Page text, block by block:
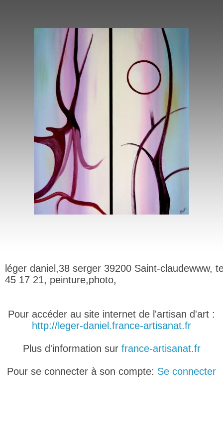
léger daniel,38 serger 39200 Saint-claudewww,
45 17 21, peinture,photo,
Pour accéder au site internet de l'artisan d'art :
http://leger-daniel.france-artisanat.fr
Plus d'information sur france-artisanat.fr
Pour se connecter à son compte: Se connecter